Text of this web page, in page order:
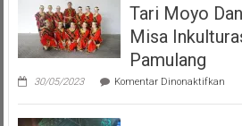
Tari Moyo
Misa
Pamulang
30/05/2023 Komentar Dinonaktifkanpada